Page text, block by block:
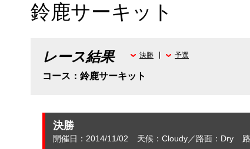
鈴鹿サーキット
レース結果
コース：鈴鹿サーキット
決勝 予選
決勝
開催日：2014/11/02 天候：Cloudy 路面：Dry